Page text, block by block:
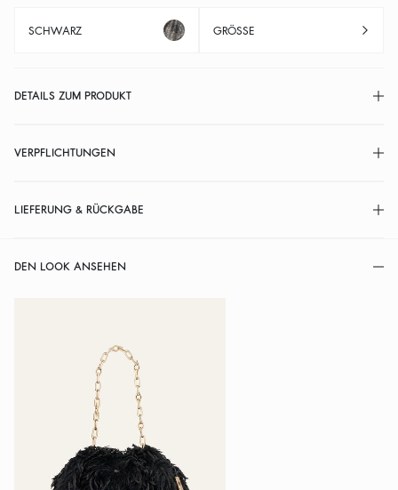
SCHWARZ GRÖSSE
DETAILS ZUM PRODUKT
VERPFLICHTUNGEN
LIEFERUNG & RÜCKGABE
DEN LOOK ANSEHEN